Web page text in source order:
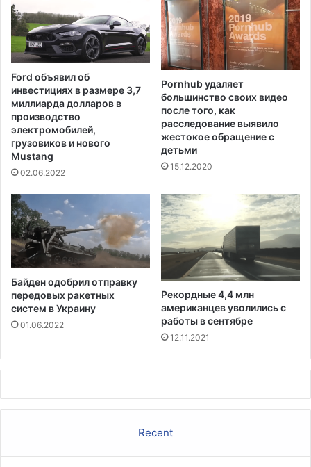
,
п
р
е
к
р
а
т
и
ш
и
п
а
н
д
е
м
и
ч
е
с
о
е
о
и
ц
и
я
Т
а
м
а
н
е
п
е
д
о
с
т
в
и
а
е
Ford объявил об
инвестициях в размере 3,7
миллиарда долларов в
производство
электромобилей,
грузовиков и нового
Mustang
02.06.2022
Pornhub удаляет
большинство своих видео
после того, как
расследование выявило
жестокое обращение с
детьми
15.12.2020
Байден одобрил отправку
передовых ракетных
систем в Украину
01.06.2022
Рекордные 4,4 млн
американцев уволились с
работы в сентябре
12.11.2021
Recent